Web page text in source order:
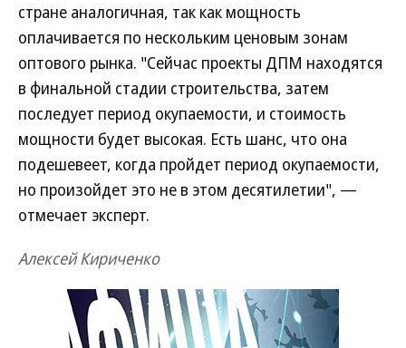
стране аналогичная, так как мощность
оплачивается по нескольким ценовым зонам
оптового рынка. "Сейчас проекты ДПМ находятся
в финальной стадии строительства, затем
последует период окупаемости, и стоимость
мощности будет высокая. Есть шанс, что она
подешевеет, когда пройдет период окупаемости,
но произойдет это не в этом десятилетии", —
отмечает эксперт.
Алексей Кириченко